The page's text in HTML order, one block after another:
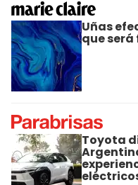
Uñas
que
Toyota